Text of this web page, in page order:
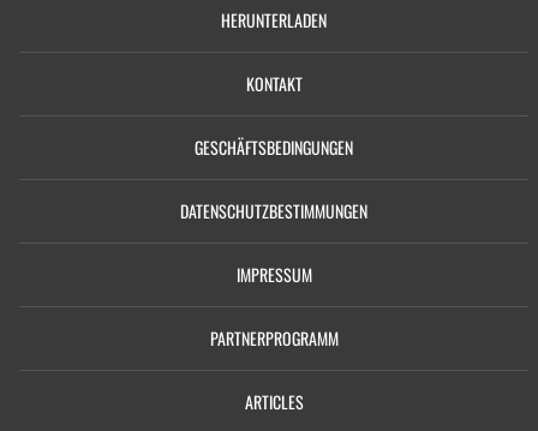
HERUNTERLADEN
KONTAKT
GESCHÄFTSBEDINGUNGEN
DATENSCHUTZBESTIMMUNGEN
IMPRESSUM
PARTNERPROGRAMM
ARTICLES